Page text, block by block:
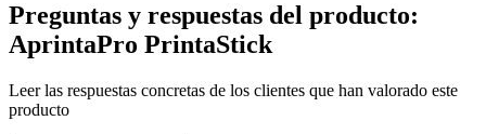
Preguntas y respuestas del producto:
AprintaPro PrintaStick
Leer las respuestas concretas de los clientes que han valorado este
producto